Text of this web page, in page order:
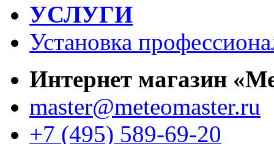
УСЛУГИ
Установка
Интернет магазин
master@meteomaster.ru
+7 (495) 589-69-20